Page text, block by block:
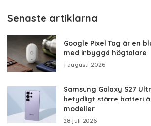
Senaste artiklarna
Google Pixel Tag är en
med inbyggd högtalare
1 augusti 2026
Samsung Galaxy S27
betydligt större batteri
modeller
28 juli 2026